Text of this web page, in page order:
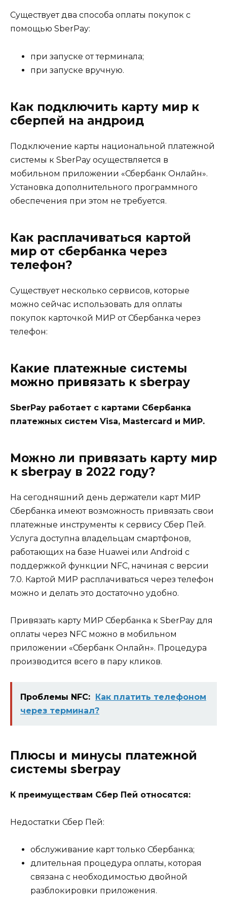
Существует два способа оплаты покупок с
помощью SberPay:
при запуске от терминала;
при запуске вручную.
Как подключить карту мир к
сберпей на андроид
Подключение карты национальной платежной
системы к SberPay осуществляется в
мобильном приложении «Сбербанк Онлайн».
Установка дополнительного программного
обеспечения при этом не требуется.
Как расплачиваться картой
мир от сбербанка через
телефон?
Существует несколько сервисов, которые
можно сейчас использовать для оплаты
покупок карточкой МИР от Сбербанка через
телефон:
Какие платежные системы
можно привязать к sberpay
SberPay работает с картами Сбербанка
платежных систем Visa, Mastercard и МИР.
Можно ли привязать карту мир
к sberpay в 2022 году?
На сегодняшний день держатели карт МИР
Сбербанка имеют возможность привязать свои
платежные инструменты к сервису Сбер Пей.
Услуга доступна владельцам смартфонов,
работающих на базе Huawei или Android с
поддержкой функции NFC, начиная с версии
7.0. Картой МИР расплачиваться через телефон
можно и делать это достаточно удобно.
Привязать карту МИР Сбербанка к SberPay для
оплаты через NFC можно в мобильном
приложении «Сбербанк Онлайн». Процедура
производится всего в пару кликов.
Проблемы NFC: Как платить телефоном
через терминал?
Плюсы и минусы платежной
системы sberpay
К преимуществам Сбер Пей относятся:
Недостатки Сбер Пей:
обслуживание карт только Сбербанка;
длительная процедура оплаты, которая
связана с необходимостью двойной
разблокировки приложения.